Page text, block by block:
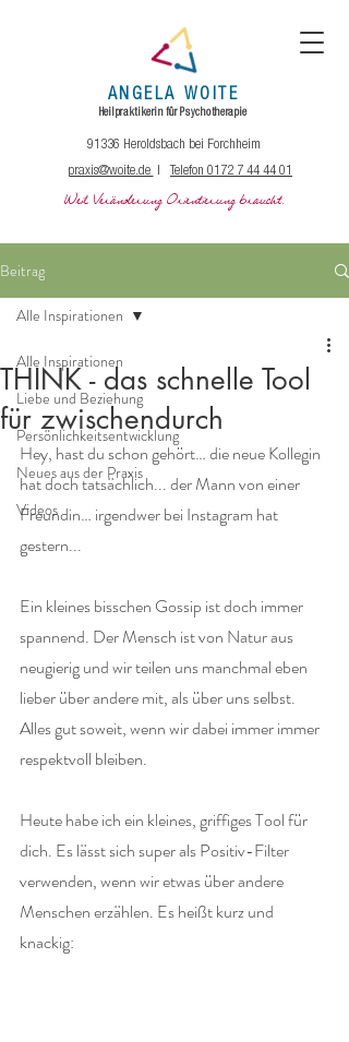
ANGELA WOITE
Heilpraktikerin für Psychotherapie
91336 Heroldsbach bei Forchheim
Weil Veränderung Orientierung braucht.
praxis@woite.de | Telefon 0172 7 44 44 01
Beitrag
Alle Inspirationen
Liebe und Beziehung
Persönlichkeitsentwicklung
Neues aus der Praxis
Videos
Alle Inspirationen
THINK - das schnelle Tool
für zwischendurch
Hey, hast du schon gehört… die neue Kollegin
hat doch tatsächlich... der Mann von einer
Freundin… irgendwer bei Instagram hat
gestern...
Ein kleines bisschen Gossip ist doch immer
spannend. Der Mensch ist von Natur aus
neugierig und wir teilen uns manchmal eben
lieber über andere mit, als über uns selbst.
Alles gut soweit, wenn wir dabei immer immer
respektvoll bleiben.
Heute habe ich ein kleines, griffiges Tool für
dich. Es lässt sich super als Positiv-Filter
verwenden, wenn wir etwas über andere
Menschen erzählen. Es heißt kurz und
knackig: